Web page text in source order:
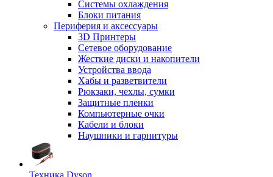
Системы охлаждения
Блоки питания
Периферия и аксессуары
3D Принтеры
Сетевое оборудование
Жесткие диски и накопители
Устройства ввода
Хабы и разветвители
Рюкзаки, чехлы, сумки
Защитные пленки
Компьютерные очки
Кабели и блоки
Наушники и гарнитуры
Техника Dyson